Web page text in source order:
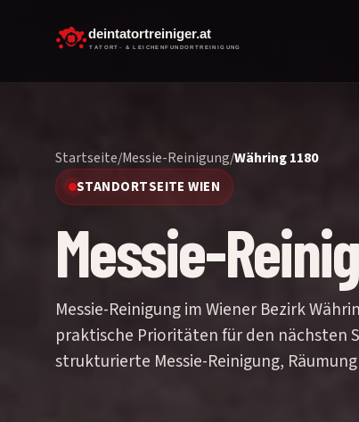
Startseite/Messie-Reinigung/Währing 1180
STANDORTSEITE WIEN
Messie-
Messie-Reinigung im Wiener Bezirk
praktische Prioritäten für den nächsten
strukturierte Messie-Reinigung,